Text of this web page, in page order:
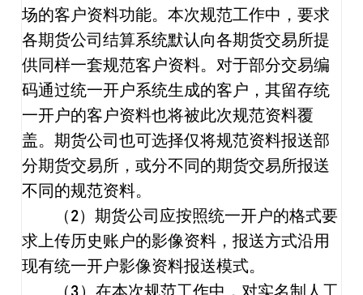
场的客户资料功能。本次规范工作中，要求
各期货公司结算系统默认向各期货交易所提
供同样一套规范客户资料。对于部分交易编
码通过统一开户系统生成的客户，其留存统
一开户的客户资料也将被此次规范资料覆
盖。期货公司也可选择仅将规范资料报送部
分期货交易所，或分不同的期货交易所报送
不同的规范资料。
（ 2）期货公司应按照统一开户的格式要
求上传历史账户的影像资料，报送方式沿用
现有统一开户影像资料报送模式。